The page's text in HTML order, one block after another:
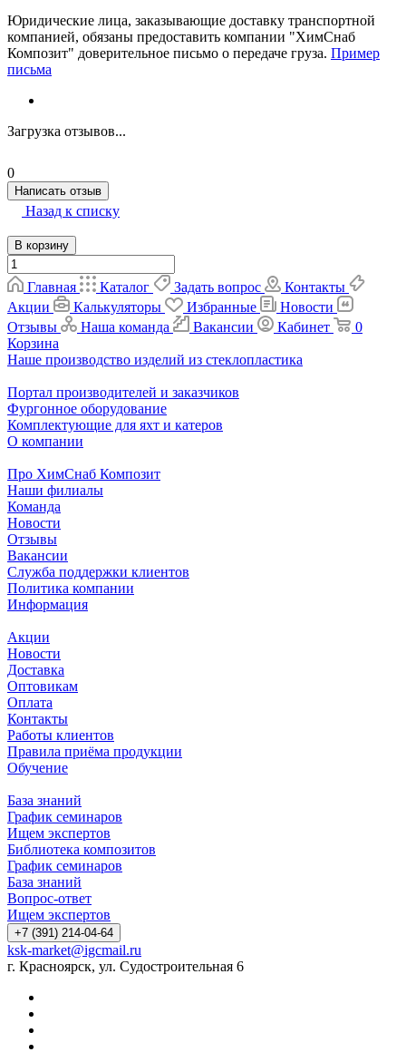
Юридические лица, заказывающие доставку транспортной
компанией, обязаны предоставить компании "ХимСнаб
Композит" доверительное письмо о передаче груза. Пример
письма
Загрузка отзывов...
0
Написать отзыв
Назад к списку
В корзину
Главная Каталог Задать вопрос
Контакты
Акции
Калькуляторы Избранные
Новости
Отзывы
Наша команда Вакансии Кабинет
0
Корзина
Наше производство изделий из стеклопластика
Портал производителей и заказчиков
Фургонное оборудование
Комплектующие для яхт и катеров
О компании
Про ХимСнаб Композит
Наши филиалы
Команда
Новости
Отзывы
Вакансии
Служба поддержки клиентов
Политика компании
Информация
Акции
Новости
Доставка
Оптовикам
Оплата
Контакты
Работы клиентов
Правила приёма продукции
Обучение
База знаний
График семинаров
Ищем экспертов
Библиотека композитов
График семинаров
База знаний
Вопрос-ответ
Ищем экспертов
+7 (391) 214-04-64
ksk-market@igcmail.ru
г. Красноярск, ул. Судостроительная 6